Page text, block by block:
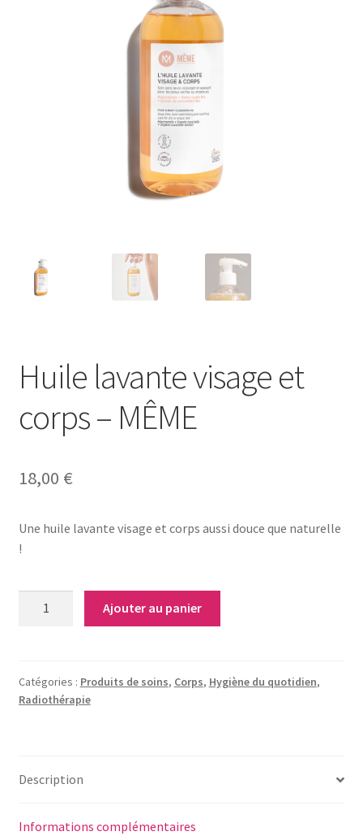
Les conditions de prise en charge par la Sécurité Sociale
Mon compte
Notre raison d’être
Nous rejoindre
Témoignages
Validation de la commande
Huile lavante visage et
corps – MÊME
18,00 €
Une huile lavante visage et corps aussi douce que naturelle
!
visage
et
Ajouter au panier
Catégories : Produits de soins, Corps, Hygiène du quotidien,
Radiothérapie
Description
Informations complémentaires